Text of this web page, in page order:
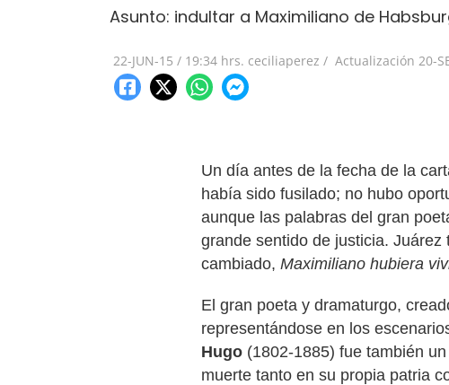
Asunto: indultar a Maximiliano de
22-JUN-15 / 19:34 hrs. ceciliaperez / Actualización 20-
Un día antes de la fecha de la
había sido fusilado; no hubo
aunque las palabras del gran
grande sentido de justicia.
cambiado, Maximiliano hubiera
El gran poeta y dramaturgo,
representándose en los
Hugo (1802-1885) fue también
muerte tanto en su propia patria